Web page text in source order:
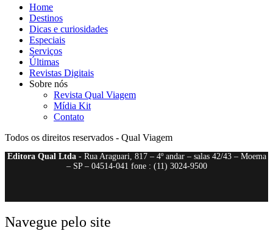
Home
Destinos
Dicas e curiosidades
Especiais
Serviços
Últimas
Revistas Digitais
Sobre nós
Revista Qual Viagem
Mídia Kit
Contato
Todos os direitos reservados - Qual Viagem
Editora Qual Ltda- Rua Araguari, 817 – 4º andar – salas 42/43 – Moema
– SP – 04514-041 fone : (11) 3024-9500
Navegue pelo site